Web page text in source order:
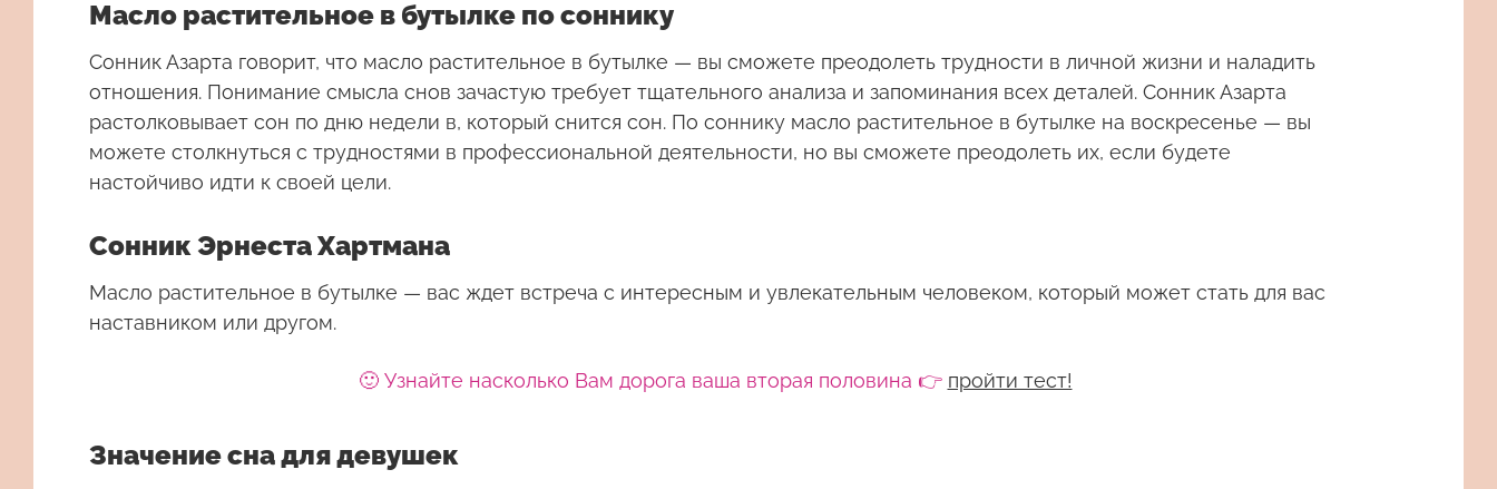
Масло растительное в бутылке по соннику
Сонник Азарта говорит, что масло растительное в бутылке — вы сможете преодолеть трудности в личной жизни и наладить
отношения. Понимание смысла снов зачастую требует тщательного анализа и запоминания всех деталей. Сонник Азарта
растолковывает сон по дню недели в, который снится сон. По соннику масло растительное в бутылке на воскресенье — вы
можете столкнуться с трудностями в профессиональной деятельности, но вы сможете преодолеть их, если будете
настойчиво идти к своей цели.
Сонник Эрнеста Хартмана
Масло растительное в бутылке — вас ждет встреча с интересным и увлекательным человеком, который может стать для вас
наставником или другом.
🙂 Узнайте насколько Вам дорога ваша вторая половина 👉 пройти тест!
Значение сна для девушек